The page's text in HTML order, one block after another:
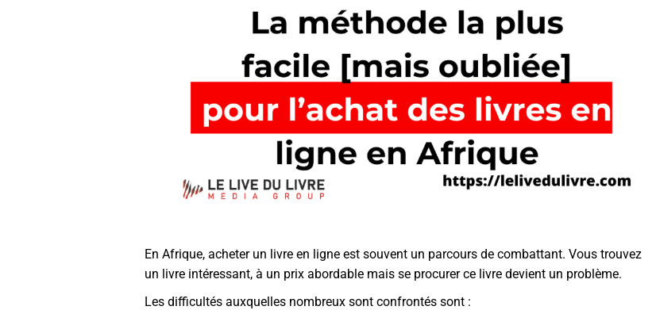
En Afrique, acheter un livre en ligne est souvent un parcours de combattant. Vous trouvez
un livre intéressant, à un prix abordable mais se procurer ce livre devient un problème.
Les difficultés auxquelles nombreux sont confrontés sont :